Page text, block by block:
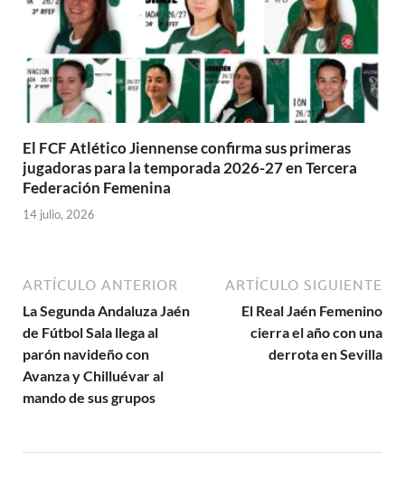
El FCF Atlético Jiennense confirma sus primeras
jugadoras para la temporada 2026-27 en Tercera
Federación Femenina
14 julio, 2026
ARTÍCULO ANTERIOR
La Segunda Andaluza Jaén
de Fútbol Sala llega al
parón navideño con
Avanza y Chilluévar al
mando de sus grupos
ARTÍCULO SIGUIENTE
El Real Jaén Femenino
cierra el año con una
derrota en Sevilla